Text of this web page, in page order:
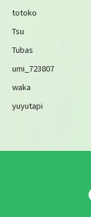
totoko
Tsu
Tubas
umi_723807
waka
yuyutapi